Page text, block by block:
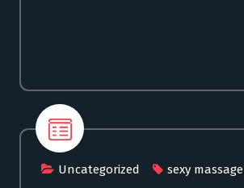
Uncategorized sexy massage